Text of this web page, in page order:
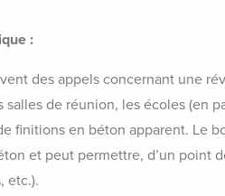
:
des appels concernant une
salles de réunion, les écoles (en
finitions en béton apparent. Le
et peut permettre, d’un point
etc.).